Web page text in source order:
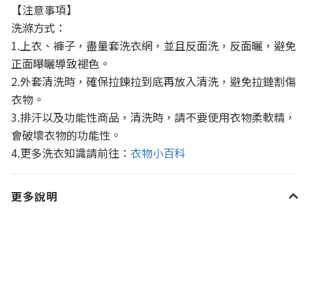
【注意事項】
洗滌方式：
1. 上衣、褲子，盡量套洗衣網，並且反面洗，反面曬，避免
正面曝曬導致褪色。
2.外套清洗時，確保拉鍊拉到底再放入清洗，避免拉鏈割傷
衣物。
3.排汗以及功能性商品，清洗時，請不要使用衣物柔軟精，
會破壞衣物的功能性。
4.更多洗衣知識請前往： 衣物小百科
更多說明